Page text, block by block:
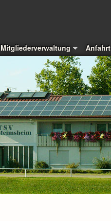
Mitgliederverwaltung Anfahrt